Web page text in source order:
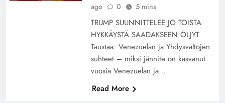
ago
0 5 mins
TRUMP SUUNNITTELEE JO TOISTA
HYKKÄYSTÄ SAADAKSEEN ÖLJYT
Taustaa: Venezuelan ja Yhdysvaltojen
suhteet – miksi jännite on kasvanut
vuosia Venezuelan ja…
Read More